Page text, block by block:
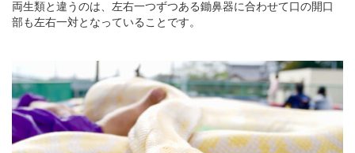
両生類と違うのは、左右一つずつある鋤鼻器に合わせて口の開口
部も左右一対となっていることです。